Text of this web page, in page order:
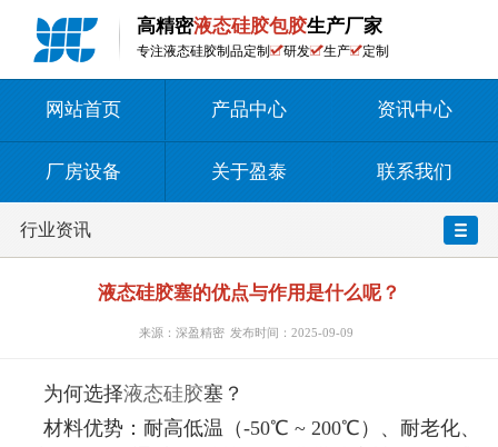
高精密液态硅胶包胶生产厂家
专注液态硅胶制品定制 研发 生产 定制
网站首页 产品中心 资讯中心
厂房设备 关于盈泰 联系我们
行业资讯
液态硅胶塞的优点与作用是什么呢？
来源：深盈精密 发布时间：2025-09-09
为何选择液态硅胶塞？
材料优势：耐高低温（-50℃ ~ 200℃）、耐老化、